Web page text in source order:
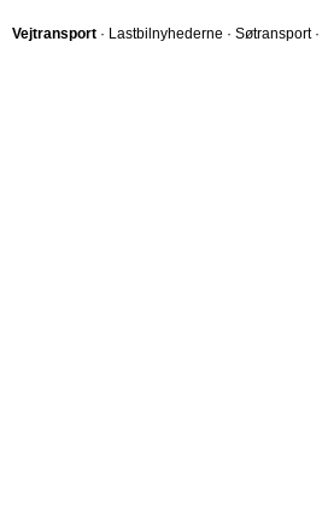
Vejtransport · Lastbilnyhederne · Søtransport ·